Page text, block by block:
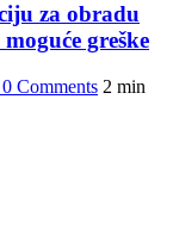
za obradu
greške
0 Comments 2 min